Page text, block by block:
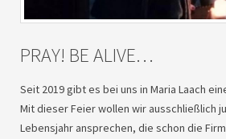
PRAY! BE ALIVE…
Seit 2019 gibt es bei uns in Maria Laach
Mit dieser Feier wollen wir ausschließlich
Lebensjahr ansprechen, die schon die